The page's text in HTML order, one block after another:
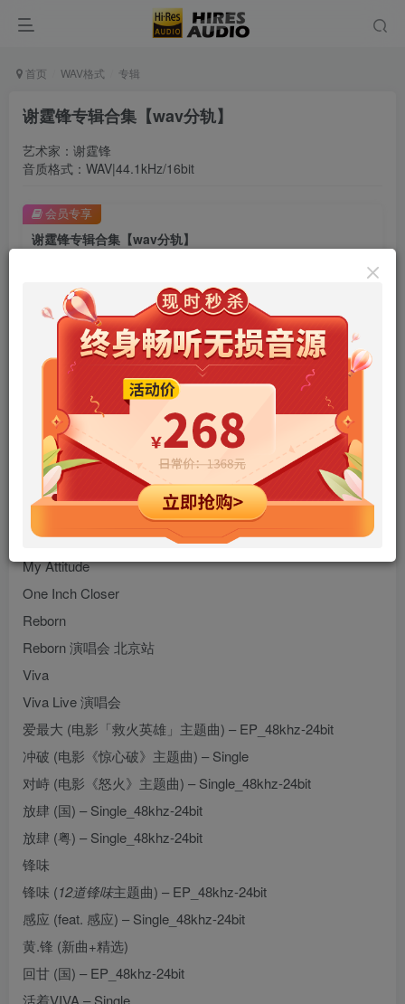
首页 WAV格式 专辑
谢霆锋专辑合集【wav分轨】
艺术家：谢霆锋
音质格式：WAV|44.1kHz/16bit
谢霆锋专辑合集【wav分轨】
￥9.9 限时特惠
￥99
年卡会员免费 永久会员免费
立即购买
您当前未登录！建议登陆后购买，可保存购买订单
会员专享
Believe
Horizons
Listen Up
Me
My Attitude
One Inch Closer
Reborn
Reborn 演唱会 北京站
Viva
Viva Live 演唱会
爱最大 (电影「救火英雄」主题曲) – EP_48khz-24bit
冲破 (电影《惊心破》主题曲) – Single
对峙 (电影《怒火》主题曲) – Single_48khz-24bit
放肆 (国) – Single_48khz-24bit
放肆 (粤) – Single_48khz-24bit
锋味
锋味 (12道锋味主题曲) – EP_48khz-24bit
感应 (feat. 感应) – Single_48khz-24bit
黄.锋 (新曲+精选)
回甘 (国) – EP_48khz-24bit
活着VIVA – Single